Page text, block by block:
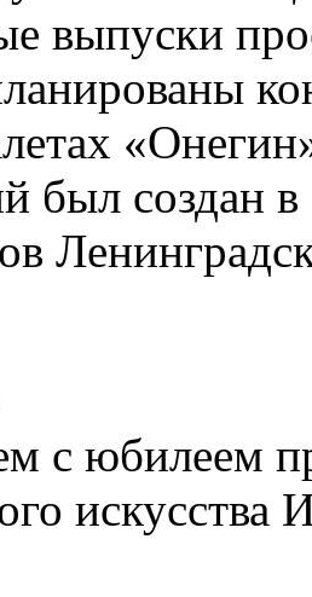
выпуски
был создан
с юбилеем
искусства